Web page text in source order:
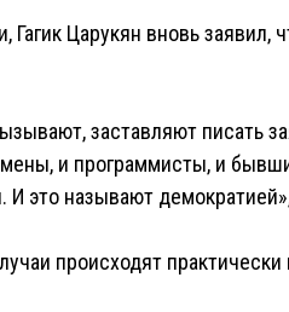
Царукян вновь заявил,
заставляют писать
и программисты, и
И это называют
происходят